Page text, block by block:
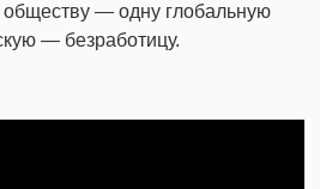
— одну глобальную
— безработицу.